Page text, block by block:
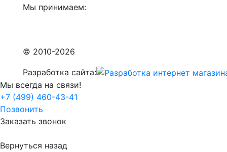
Мы принимаем:
© 2010-2026
Разработка сайта:
Мы всегда на связи!
+7 (499) 460-43-41
Позвонить
Заказать звонок
Вернуться назад